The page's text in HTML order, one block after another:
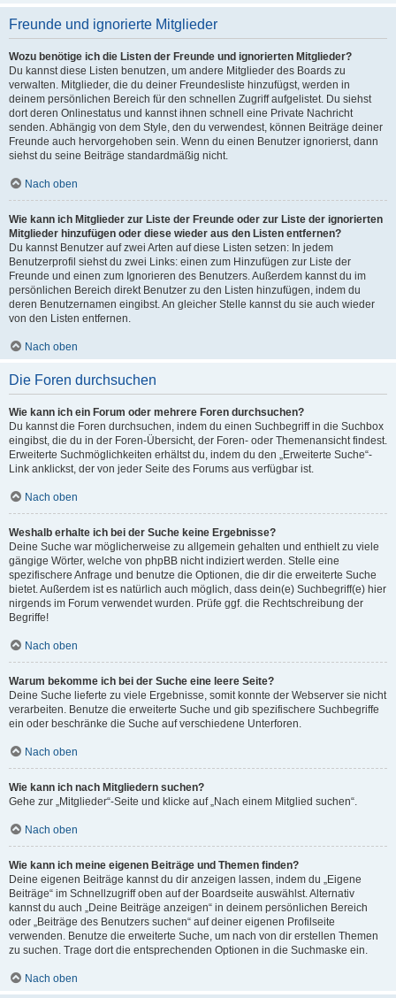
Freunde und ignorierte Mitglieder
Wozu benötige ich die Listen der Freunde und ignorierten Mitglieder?
Du kannst diese Listen benutzen, um andere Mitglieder des Boards zu
verwalten. Mitglieder, die du deiner Freundesliste hinzufügst, werden in
deinem persönlichen Bereich für den schnellen Zugriff aufgelistet. Du siehst
dort deren Onlinestatus und kannst ihnen schnell eine Private Nachricht
senden. Abhängig von dem Style, den du verwendest, können Beiträge deiner
Freunde auch hervorgehoben sein. Wenn du einen Benutzer ignorierst, dann
siehst du seine Beiträge standardmäßig nicht.
Nach oben
Wie kann ich Mitglieder zur Liste der Freunde oder zur Liste der ignorierten
Mitglieder hinzufügen oder diese wieder aus den Listen entfernen?
Du kannst Benutzer auf zwei Arten auf diese Listen setzen: In jedem
Benutzerprofil siehst du zwei Links: einen zum Hinzufügen zur Liste der
Freunde und einen zum Ignorieren des Benutzers. Außerdem kannst du im
persönlichen Bereich direkt Benutzer zu den Listen hinzufügen, indem du
deren Benutzernamen eingibst. An gleicher Stelle kannst du sie auch wieder
von den Listen entfernen.
Nach oben
Die Foren durchsuchen
Wie kann ich ein Forum oder mehrere Foren durchsuchen?
Du kannst die Foren durchsuchen, indem du einen Suchbegriff in die Suchbox
eingibst, die du in der Foren-Übersicht, der Foren- oder Themenansicht findest.
Erweiterte Suchmöglichkeiten erhältst du, indem du den „Erweiterte Suche“-
Link anklickst, der von jeder Seite des Forums aus verfügbar ist.
Nach oben
Weshalb erhalte ich bei der Suche keine Ergebnisse?
Deine Suche war möglicherweise zu allgemein gehalten und enthielt zu viele
gängige Wörter, welche von phpBB nicht indiziert werden. Stelle eine
spezifischere Anfrage und benutze die Optionen, die dir die erweiterte Suche
bietet. Außerdem ist es natürlich auch möglich, dass dein(e) Suchbegriff(e) hier
nirgends im Forum verwendet wurden. Prüfe ggf. die Rechtschreibung der
Begriffe!
Nach oben
Warum bekomme ich bei der Suche eine leere Seite?
Deine Suche lieferte zu viele Ergebnisse, somit konnte der Webserver sie nicht
verarbeiten. Benutze die erweiterte Suche und gib spezifischere Suchbegriffe
ein oder beschränke die Suche auf verschiedene Unterforen.
Nach oben
Wie kann ich nach Mitgliedern suchen?
Gehe zur „Mitglieder“-Seite und klicke auf „Nach einem Mitglied suchen“.
Nach oben
Wie kann ich meine eigenen Beiträge und Themen finden?
Deine eigenen Beiträge kannst du dir anzeigen lassen, indem du „Eigene
Beiträge“ im Schnellzugriff oben auf der Boardseite auswählst. Alternativ
kannst du auch „Deine Beiträge anzeigen“ in deinem persönlichen Bereich
oder „Beiträge des Benutzers suchen“ auf deiner eigenen Profilseite
verwenden. Benutze die erweiterte Suche, um nach von dir erstellen Themen
zu suchen. Trage dort die entsprechenden Optionen in die Suchmaske ein.
Nach oben